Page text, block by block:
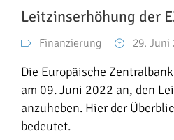
Leitzinserhöhung der
Finanzierung 29. Juni
Die Europäische
am 09. Juni 2022 an, den
anzuheben. Hier der
bedeutet.